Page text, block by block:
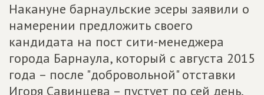
Накануне барнаульские эсеры заявили о
намерении предложить своего
кандидата на пост сити-менеджера
города Барнаула, который с августа 2015
года – после "добровольной" отставки
Игоря Савинцева – пустует по сей день.